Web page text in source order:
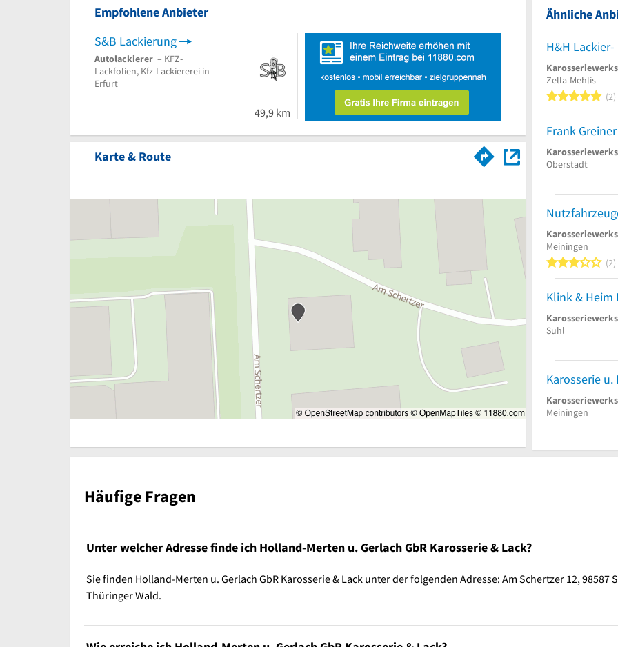
Empfohlene Anbieter
S&B Lackierung
Autolackierer – KFZ-
Lackfolien, Kfz-Lackiererei in
Erfurt
49,9 km
Karte & Route
Ähnliche
Zella-Mehlis
5
2
Frank Greiner
Oberstadt
Meiningen
3
2
Suhl
Meiningen
Häufige Fragen
Unter welcher Adresse finde ich Holland-Merten u. Gerlach GbR Karosserie & Lack?
Sie finden Holland-Merten u. Gerlach GbR Karosserie & Lack unter der folgenden Adresse: Am Schertzer 12, 98587
Thüringer Wald.